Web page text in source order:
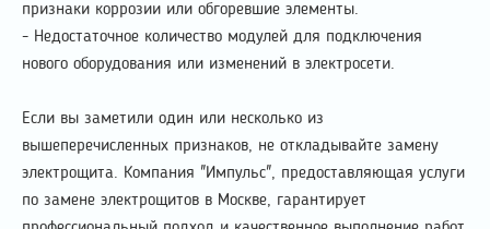
признаки коррозии или обгоревшие элементы.
- Недостаточное количество модулей для подключения
нового оборудования или изменений в электросети.
Если вы заметили один или несколько из
вышеперечисленных признаков, не откладывайте замену
электрощита. Компания "Импульс", предоставляющая услуги
по замене электрощитов в Москве, гарантирует